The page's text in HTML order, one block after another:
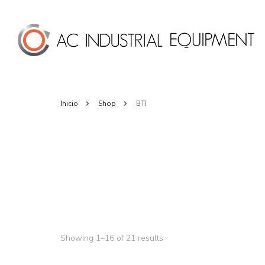
Inicio Shop BTI
Showing 1–16 of 21 results